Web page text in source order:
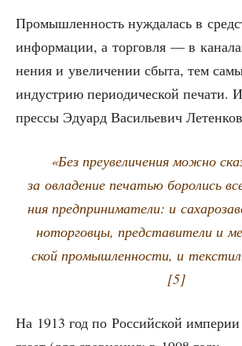
Про­мыш­лен­ность нуж­да­лась в
инфор­ма­ции, а тор­гов­ля — в
не­ния и уве­ли­че­нии сбы­та, тем
инду­стрию пери­о­ди­че­ской печа­ти.
прес­сы Эду­ард Васи­лье­вич
«Без пре­уве­ли­че­ния мож­но
за овла­де­ние печа­тью боро­лись
ния пред­при­ни­ма­те­ли: и
но­тор­гов­цы, пред­ста­ви­те­ли и
ской про­мыш­лен­но­сти, и
[5]
На 1913 год по Рос­сий­ской импе­рии